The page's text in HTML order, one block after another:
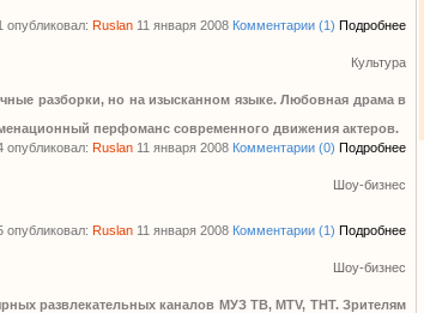
опубликовал:Ruslan 11 января 2008 Комментарии (1) Подробнее
Культура
разборки, но на изысканном языке. Любовная драма в
перфоманс современного движения актеров.
опубликовал:Ruslan 11 января 2008 Комментарии (0) Подробнее
Шоу-бизнес
опубликовал:Ruslan 11 января 2008 Комментарии (1) Подробнее
Шоу-бизнес
развлекательных каналов МУЗ ТВ, MTV, ТНТ. Зрителям